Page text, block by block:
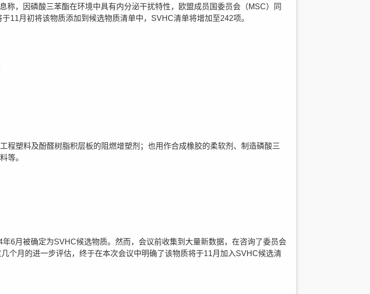
称，因磷酸三苯酯在环境中具有内分泌干扰特性，欧盟成员国委员会（MSC）同
11月初将该物质添加到候选物质清单中，SVHC清单将增加至242项。
程塑料及酚醛树脂积层板的阻燃增塑剂；也用作合成橡胶的柔软剂、制造磷酸三
等。
6月被确定为SVHC候选物质。然而，会议前收集到大量新数据，在咨询了委员会
个月的进一步评估，终于在本次会议中明确了该物质将于11月加入SVHC候选清